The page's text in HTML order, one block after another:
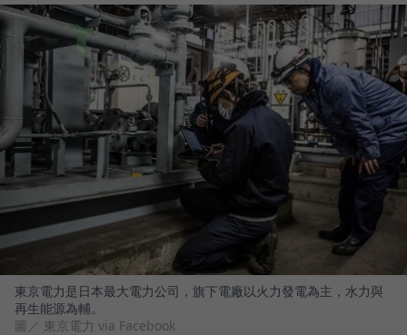
東京電力是日本最大電力公司，旗下電廠以火力發電為主，水力與
再生能源為輔。
圖／ 東京電力 via Facebook